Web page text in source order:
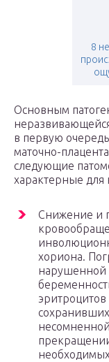
8
Основным
в первую
маточно-
следующие
характерные
Снижение и
хориона.
нарушенной
эритроцитов